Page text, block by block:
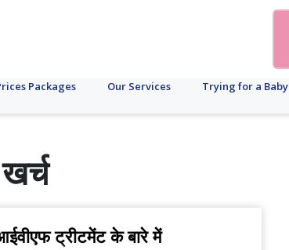
Packages Our Services Trying for a Baby
ट्रीटमेंट के बारे में